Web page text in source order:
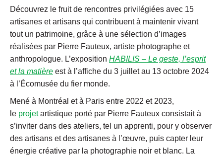
Découvrez le fruit de rencontres privilégiées avec 15
artisanes et artisans qui contribuent à maintenir vivant
tout un patrimoine, grâce à une sélection d’images
réalisées par Pierre Fauteux, artiste photographe et
anthropologue. L’exposition HABILIS – Le geste, l’esprit
et la matière est à l’affiche du 3 juillet au 13 octobre 2024
à l’Écomusée du fier monde.
Mené à Montréal et à Paris entre 2022 et 2023,
le projetartistique porté par Pierre Fauteux consistait à
s’inviter dans des ateliers, tel un apprenti, pour y observer
des artisans et des artisanes à l’œuvre, puis capter leur
énergie créative par la photographie noir et blanc. La